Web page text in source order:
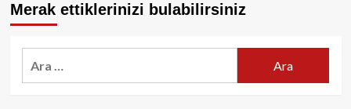
Merak ettiklerinizi bulabilirsiniz